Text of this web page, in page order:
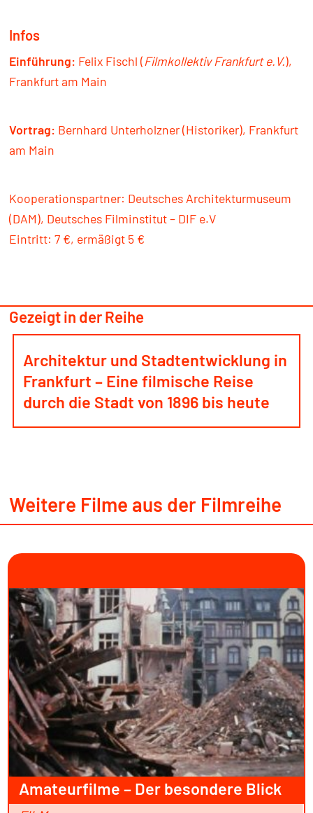
Infos
Einführung: Felix Fischl (Filmkollektiv Frankfurt e.V.),
Frankfurt am Main
Vortrag: Bernhard Unterholzner (Historiker), Frankfurt
am Main
Kooperationspartner: Deutsches Architekturmuseum
(DAM), Deutsches Filminstitut – DIF e.V
Eintritt: 7 €, ermäßigt 5 €
Gezeigt in der Reihe
Architektur und Stadtentwicklung in
Frankfurt – Eine filmische Reise
durch die Stadt von 1896 bis heute
Weitere Filme aus der Filmreihe
Amateurfilme – Der besondere Blick